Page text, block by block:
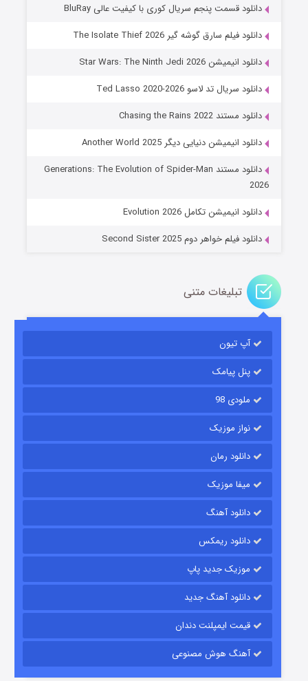
جادوگری در مغولستان
قسمت۱۴ (زیرنویس) منتشر شد
باب اسفنجی فصل ۱۷
قسمت۶ (زیرنویس) منتشر شد
قسمت۱۵ (دوبله) منتشر شد
دانلود قسمت پنجم سریال کوری با کیفیت عالی BluRay
دانلود فیلم سارق گوشه گیر The Isolate Thief 2026
دانلود انیمیشن Star Wars: The Ninth Jedi 2026
دانلود سریال تد لاسو Ted Lasso 2020-2026
دانلود مستند Chasing the Rains 2022
دانلود انیمیشن دنیایی دیگر Another World 2025
دانلود مستند Generations: The Evolution of Spider-Man
2026
دانلود انیمیشن تکامل Evolution 2026
دانلود فیلم خواهر دوم Second Sister 2025
تبلیغات متنی
آپ تیون
پنل پیامک
ملودی 98
نواز موزیک
دانلود رمان
میفا موزیک
دانلود آهنگ
دانلود ریمکس
موزیک جدید پاپ
دانلود آهنگ جدید
قیمت ایمپلنت دندان
آهنگ هوش مصنوعی